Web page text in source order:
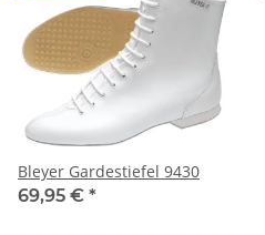
Bleyer Gardestiefel 9430
69,95 € *